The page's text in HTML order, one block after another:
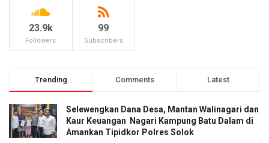
23.9k
Followers
99
Subscribers
Trending Comments Latest
Selewengkan Dana Desa, Mantan Walinagari dan
Kaur Keuangan Nagari Kampung Batu Dalam di
Amankan Tipidkor Polres Solok